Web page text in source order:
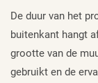
De duur van het
buitenkant hangt
grootte van de
gebruikt en de